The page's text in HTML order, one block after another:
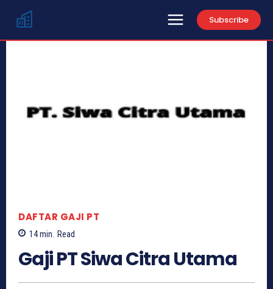
Subscribe
DAFTAR GAJI PT
14min. Read
Gaji PT Siwa Citra Utama